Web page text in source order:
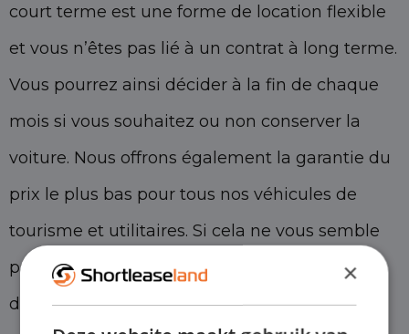
court terme est une forme de location flexible
et vous n’êtes pas lié à un contrat à long terme.
Vous pourrez ainsi décider à la fin de chaque
mois si vous souhaitez ou non conserver la
voiture. Nous offrons également la garantie du
prix le plus bas pour tous nos véhicules de
tourisme et utilitaires. Si cela ne vous semble
pas gentil. Si vous souhaitez plus
d'informations sur ce que nous faisons, vous
×